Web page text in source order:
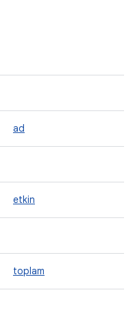
ad
etkin
toplam